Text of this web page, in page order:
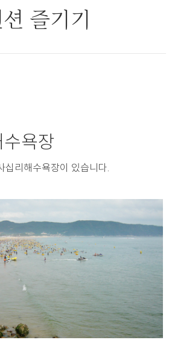
즐기기
욕장
십리해수욕장이 있습니다.